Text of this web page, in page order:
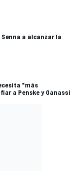
a alcanzar la
"más
a Penske y Ganassi